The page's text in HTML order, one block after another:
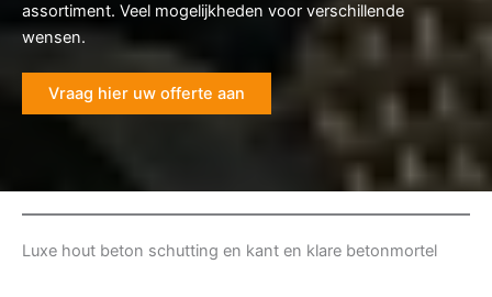
assortiment. Veel mogelijkheden voor verschillende
wensen.
Vraag hier uw offerte aan
Luxe hout beton schutting en kant en klare betonmortel